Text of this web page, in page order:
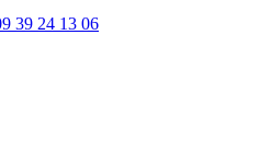
39 24 13 06